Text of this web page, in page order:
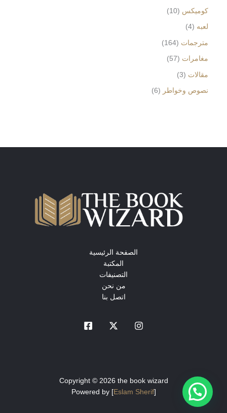
كوميكس 10
لعبه 4
مترجمات 164
مغامرات 57
مقالات 3
نصوص وخواطر
6
الصفحة الرئيسية
المكتبة
التصنيفات
من نحن
اتصل بنا
Copyright © 2026 the book wizard
Powered by [Eslam Sherif]